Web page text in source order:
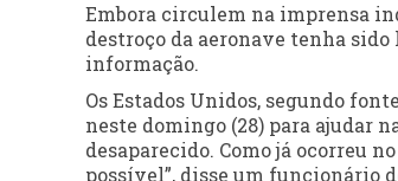
Embora circulem na imprensa
destroço da aeronave tenha
informação.
Os Estados Unidos, segundo
neste domingo (28) para ajudar
desaparecido. Como já ocorreu
possível”, disse um funcionário